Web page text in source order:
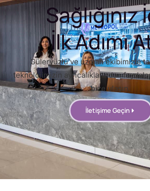
Sağlığınız
İlk Adımı
Güleryüzlü ve uzman ekibimizle
teknolojimizin ayrıcalıklarından
bize ulaşın.
İletişime Geçin